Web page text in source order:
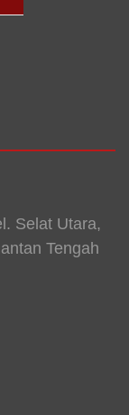
Selat Utara,
Tengah